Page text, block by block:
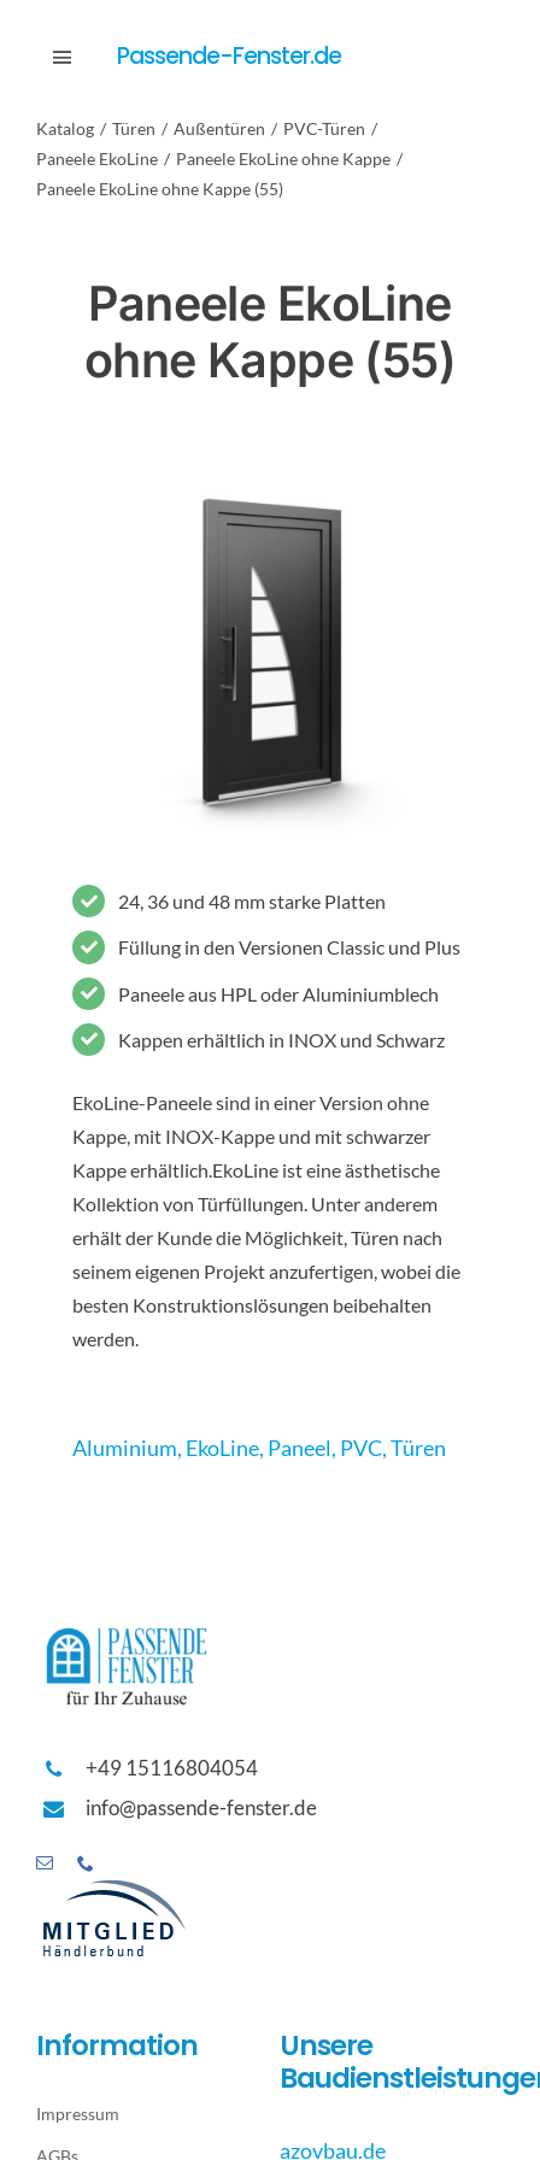
Toggle
Katalog
Anfrage
Passende-Fenster.de
Katalog Türen Außentüren
PVC-Türen
Paneele EkoLine
Paneele EkoLine ohne Kappe
Paneele EkoLine ohne Kappe (55)
Paneele EkoLine
ohne Kappe (55)
24, 36 und 48 mm starke Platten
Füllung in den Versionen Classic und Plus
Paneele aus HPL oder Aluminiumblech
Kappen erhältlich in INOX und Schwarz
EkoLine-Paneele sind in einer Version ohne
Kappe, mit INOX-Kappe und mit schwarzer
Kappe erhältlich.EkoLine ist eine ästhetische
Kollektion von Türfüllungen. Unter anderem
erhält der Kunde die Möglichkeit, Türen nach
seinem eigenen Projekt anzufertigen, wobei die
besten Konstruktionslösungen beibehalten
werden.
Aluminium, EkoLine, Paneel, PVC,Türen
+49 15116804054
info@passende-fenster.de
Information
Impressum
AGBs
Unsere
azovbau.de